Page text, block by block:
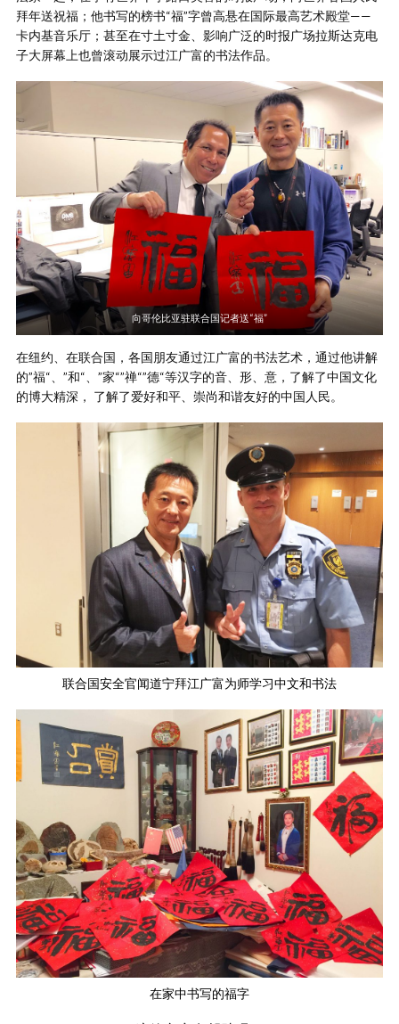
拜年送祝福；他书写的榜书“福”字曾高悬在国际最高艺术殿堂——
卡内基音乐厅；甚至在寸土寸金、影响广泛的时报广场拉斯达克电
子大屏幕上也曾滚动展示过江广富的书法作品。
向哥伦比亚驻联合国记者送“福”
在纽约、在联合国，各国朋友通过江广富的书法艺术，通过他讲解
的”福“、”和“、”家“”禅“”德“等汉字的音、形、意，了解了中国文化
的博大精深， 了解了爱好和平、崇尚和谐友好的中国人民。
联合国安全官闻道宁拜江广富为师学习中文和书法
在家中书写的福字